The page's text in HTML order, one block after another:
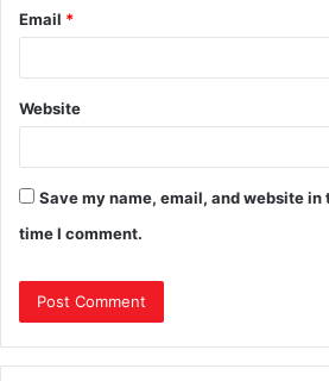
Email *
Website
Save my name, email, and website
time I comment.